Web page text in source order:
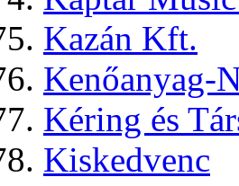
Kazán Kft.
Kenőanyag-
Kéring és
Kiskedvenc